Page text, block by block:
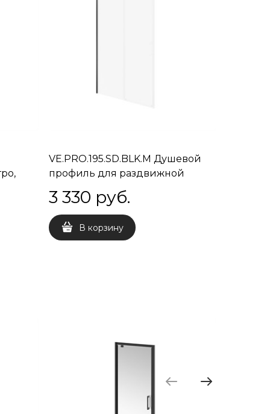
VE.PRO.195.SD.BLK.M Душевой
профиль для раздвижной
двери Vetro/Ветро, 195, матовый
черный
3 330 руб.
В корзину